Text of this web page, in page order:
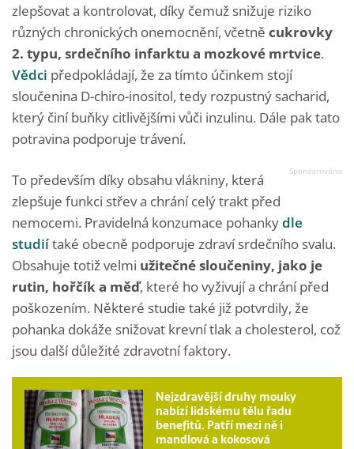
zlepšovat a kontrolovat, díky čemuž snižuje riziko
různých chronických onemocnění, včetně cukrovky
2. typu, srdečního infarktu a mozkové mrtvice.
Vědci předpokládají, že za tímto účinkem stojí
sloučenina D-chiro-inositol, tedy rozpustný sacharid,
který činí buňky citlivějšími vůči inzulinu. Dále pak tato
potravina podporuje trávení.
To především díky obsahu vlákniny, která
zlepšuje funkci střev a chrání celý trakt před
nemocemi. Pravidelná konzumace pohankydle
studiítaké obecně podporuje zdraví srdečního svalu.
Obsahuje totiž velmi užitečné sloučeniny, jako je
rutin, hořčík a měď, které ho vyživují a chrání před
poškozením. Některé studie také již potvrdily, že
pohanka dokáže snižovat krevní tlak a cholesterol, což
jsou další důležité zdravotní faktory.
Nejzdravější druhy mouky
nabízí lidskému tělu řadu
benefitů. Patří mezi ně i
mandlová a kokosová